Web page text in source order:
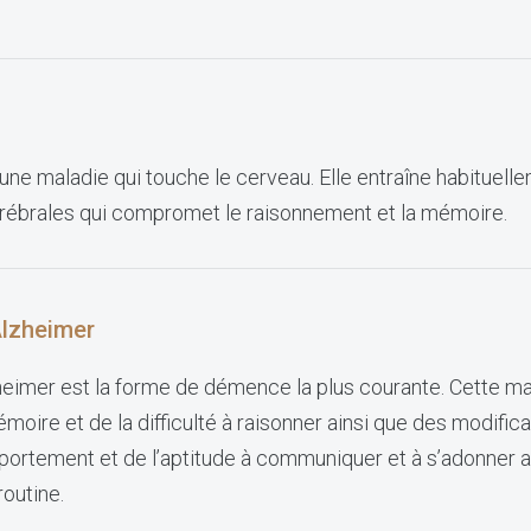
maladie qui touche le cerveau. Elle entraîne
qui compromet le raisonnement et la mémoire.
est la forme de démence la plus courante. Cette
et de la difficulté à raisonner ainsi que des
et de l’aptitude à communiquer et à s’adonner